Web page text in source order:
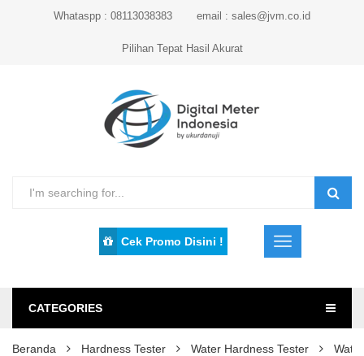
Whataspp : 08113038383 email : sales@jvm.co.id
Pilihan Tepat Hasil Akurat
Cek Promo Disini !
CATEGORIES
Beranda Hardness Tester Water Hardness Tester